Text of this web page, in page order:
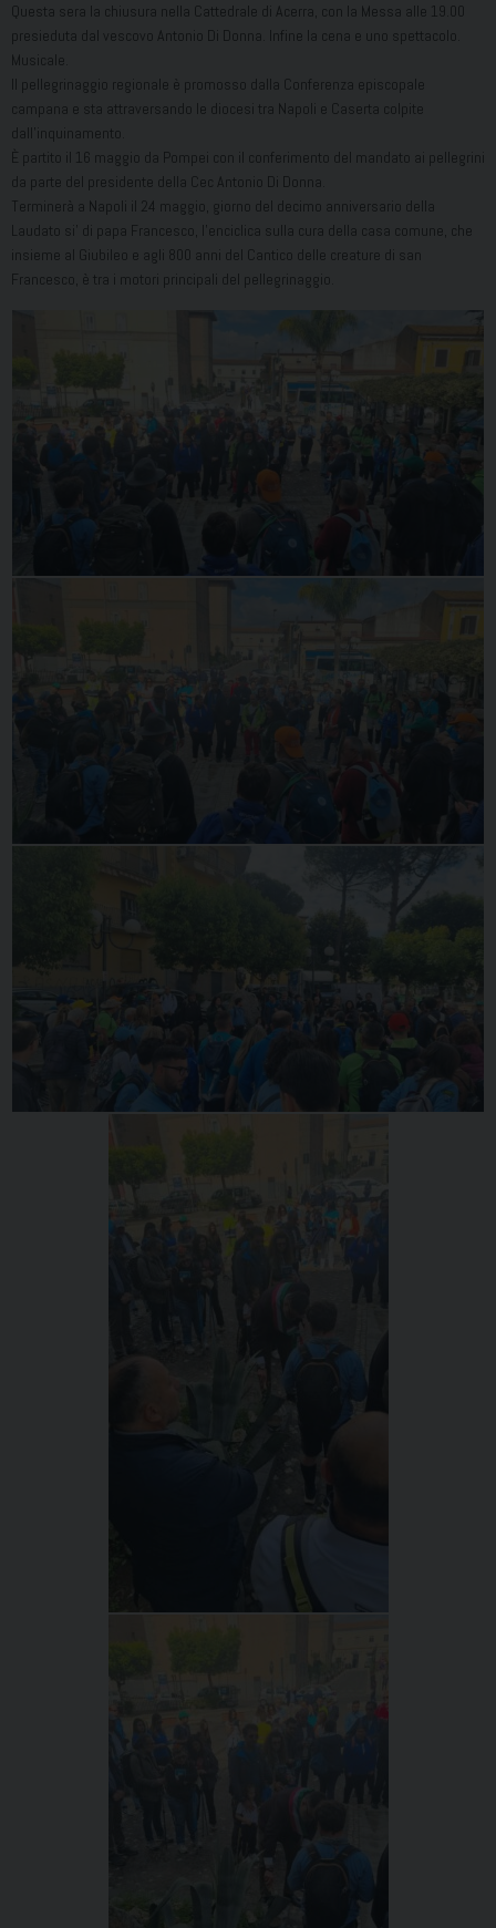
Questa sera la chiusura nella Cattedrale di Acerra, con la Messa alle 19.00
presieduta dal vescovo Antonio Di Donna. Infine la cena e uno spettacolo.
Musicale.
Il pellegrinaggio regionale è promosso dalla Conferenza episcopale
campana e sta attraversando le diocesi tra Napoli e Caserta colpite
dall’inquinamento.
È partito il 16 maggio da Pompei con il conferimento del mandato ai pellegrini
da parte del presidente della Cec Antonio Di Donna.
Terminerà a Napoli il 24 maggio, giorno del decimo anniversario della
Laudato si’ di papa Francesco, l’enciclica sulla cura della casa comune, che
insieme al Giubileo e agli 800 anni del Cantico delle creature di san
Francesco, è tra i motori principali del pellegrinaggio.